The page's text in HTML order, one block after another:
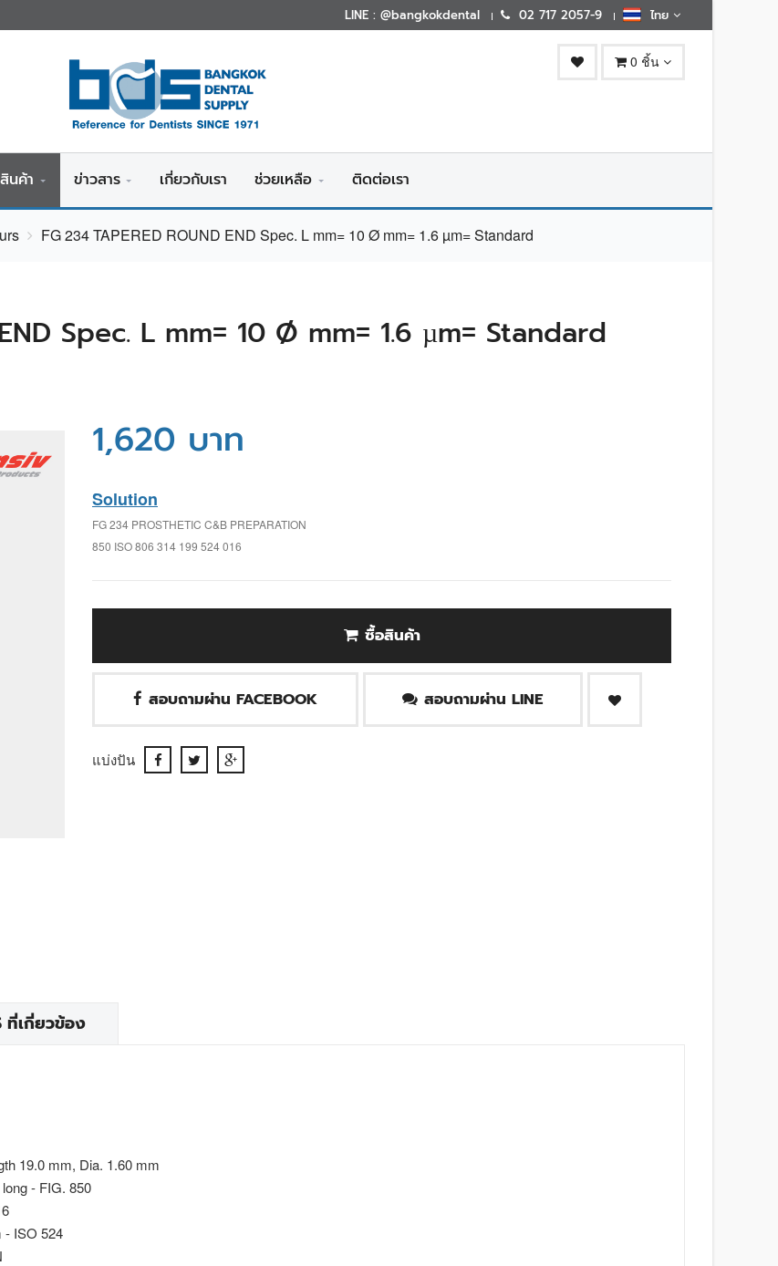
LINE : @bangkokdental 02 717 2057-9 ไทย
0 ชิ้น
สินค้า ข่าวสาร เกี่ยวกับเรา ช่วยเหลือ ติดต่อเรา
FG 234 TAPERED ROUND END Spec. L mm= 10 Ø mm= 1.6 µm= Standard
Spec. L mm= 10 Ø mm= 1.6 µm= Standard
1,620 บาท
Solution
FG 234 PROSTHETIC C&B PREPARATION
850 ISO 806 314 199 524 016
ซื้อสินค้า
สอบถามผ่าน FACEBOOK สอบถามผ่าน LINE
แบ่งปัน
ที่เกี่ยวข้อง
19.0 mm, Dia. 1.60 mm
- FIG. 850
- ISO 524